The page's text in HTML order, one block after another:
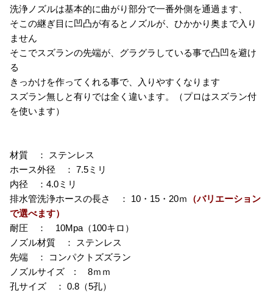
洗浄ノズルは基本的に曲がり部分で一番外側を通過ます、
そこの継ぎ目に凹凸が有るとノズルが、ひかかり奥まで入り
ません
そこでスズランの先端が、グラグラしている事で凸凹を避け
る
きっかけを作ってくれる事で、入りやすくなります
スズラン無しと有りでは全く違います。（プロはスズラン付
を使います）
材質 ： ステンレス
ホース外径 ： 7.5ミリ
内径 ：4.0ミリ
排水管洗浄ホースの長さ ： 10・15・20ｍ
（バリエーション
で選べます）
耐圧 ： 10Mpa（100キロ）
ノズル材質 ： ステンレス
先端 ： コンパクトズズラン
ノズルサイズ : 8ｍｍ
孔サイズ ： 0.8（5孔）